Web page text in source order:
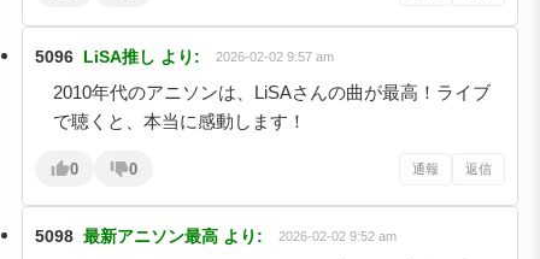
5096 LiSA推し より: 2026-02-02 9:57 am
2010年代のアニソンは、LiSAさんの曲が最高！ライブ
で聴くと、本当に感動します！
0 0 通報 返信
5098 最新アニソン最高 より: 2026-02-02 9:52 am